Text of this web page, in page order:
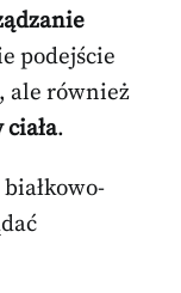
podejście
ale również
.